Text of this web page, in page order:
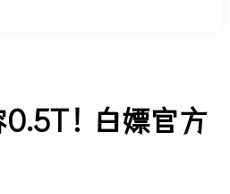
！白嫖官方